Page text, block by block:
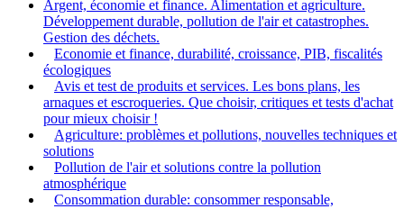
Argent, économie et finance. Alimentation et agriculture.
Développement durable, pollution de l'air et catastrophes.
Gestion des déchets.
Economie et finance, durabilité, croissance, PIB, fiscalités
écologiques
Avis et test de produits et services. Les bons plans, les
arnaques et escroqueries. Que choisir, critiques et tests d'achat
pour mieux choisir !
Agriculture: problèmes et pollutions, nouvelles techniques et
solutions
Pollution de l'air et solutions contre la pollution
atmosphérique
Consommation durable: consommer responsable,